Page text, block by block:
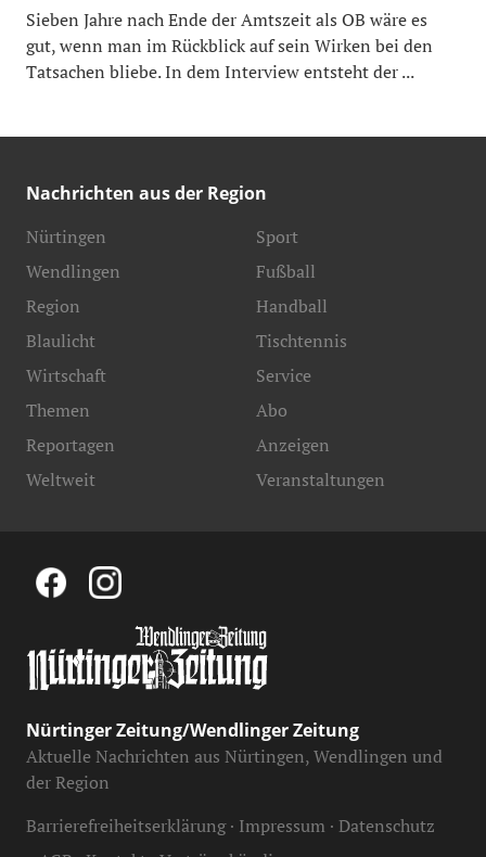
Sieben Jahre nach Ende der Amtszeit als OB wäre es
gut, wenn man im Rückblick auf sein Wirken bei den
Tatsachen bliebe. In dem Interview entsteht der ...
Nachrichten aus der Region
Nürtingen
Wendlingen
Region
Blaulicht
Sport
Fußball
Handball
Tischtennis
Wirtschaft
Themen
Reportagen
Weltweit
Service
Abo
Anzeigen
Veranstaltungen
Nürtinger Zeitung/Wendlinger Zeitung
Aktuelle Nachrichten aus Nürtingen, Wendlingen und
der Region
Barrierefreiheitserklärung Impressum Datenschutz